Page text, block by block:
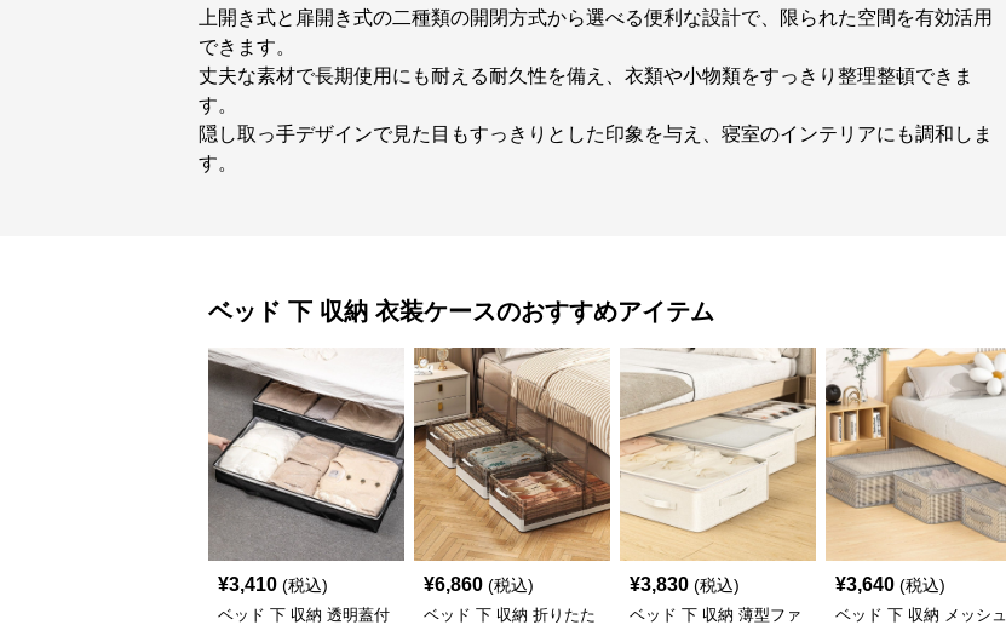
上開き式と扉開き式の二種類の開閉方式から選べる便利な設計で、限られた空間を有効活用
できます。
丈夫な素材で長期使用にも耐える耐久性を備え、衣類や小物類をすっきり整理整頓できま
す。
隠し取っ手デザインで見た目もすっきりとした印象を与え、寝室のインテリアにも調和しま
す。
ベッド 下 収納 衣装ケースのおすすめアイテム
¥3,410 (税込)
ベッド 下 収納 透明蓋付
¥6,860 (税込)
ベッド 下 収納 折りたた
¥3,830 (税込)
ベッド 下 収納 薄型ファ
¥3,640 (税込)
ベッド 下 収納 メッシュ